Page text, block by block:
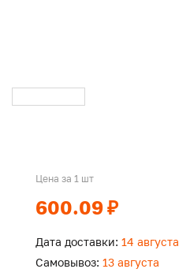
Цена за 1 шт
600.09 ₽
Дата доставки: 14 августа
Самовывоз: 13 августа